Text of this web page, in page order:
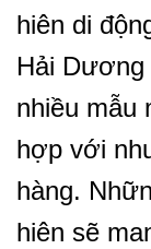
hiên di
Hải
nhiều mẫu
hợp với
hàng.
hiên sẽ